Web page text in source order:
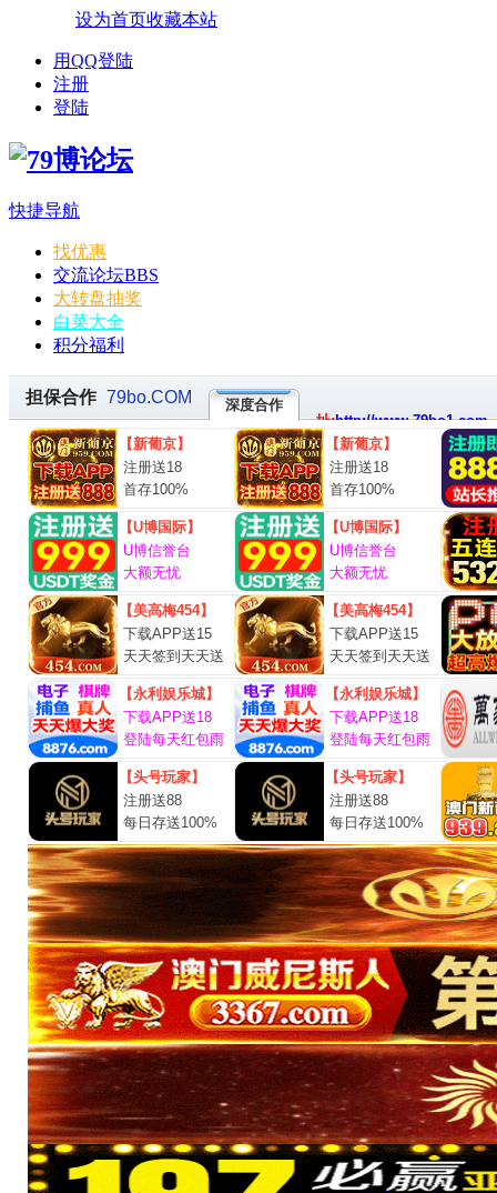
设为首页收藏本站
用QQ登陆
注册
登陆
快捷导航
找优惠
交流论坛BBS
大转盘抽奖
白菜大全
积分福利